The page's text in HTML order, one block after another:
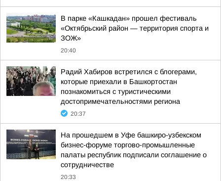
В парке «Кашкадан» прошел фестиваль
«Октябрьский район — территория спорта и
ЗОЖ»
20:40
Радий Хабиров встретился с блогерами,
которые приехали в Башкортостан
познакомиться с туристическими
достопримечательностями региона
20:37
На прошедшем в Уфе башкиро-узбекском
бизнес-форуме торгово-промышленные
палаты республик подписали соглашение о
сотрудничестве
20:33